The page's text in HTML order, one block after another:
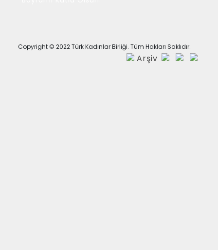
Copyright © 2022 Türk Kadınlar Birliği. Tüm Hakları Saklıdır.
Arşiv